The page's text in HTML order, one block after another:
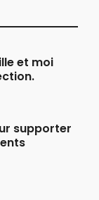
et moi
supporter